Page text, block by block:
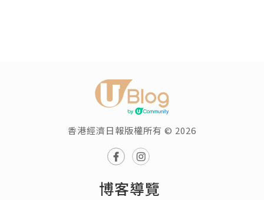
香港經濟日報版權所有 © 2026
博客導覽